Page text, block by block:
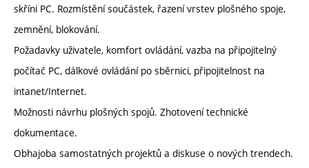
skříni PC. Rozmístění součástek, řazení vrstev plošného spoje,
zemnění, blokování.
Požadavky uživatele, komfort ovládání, vazba na připojitelný
počítač PC, dálkové ovládání po sběrnici, připojitelnost na
intanet/Internet.
Možnosti návrhu plošných spojů. Zhotovení technické
dokumentace.
Obhajoba samostatných projektů a diskuse o nových trendech.